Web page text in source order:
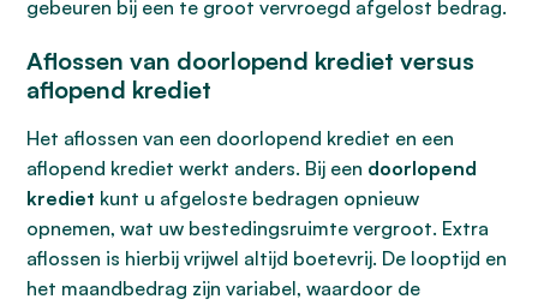
gebeuren bij een te groot vervroegd afgelost bedrag.
Aflossen van doorlopend krediet versus
aflopend krediet
Het aflossen van een doorlopend krediet en een
aflopend krediet werkt anders. Bij een doorlopend
krediet kunt u afgeloste bedragen opnieuw
opnemen, wat uw bestedingsruimte vergroot. Extra
aflossen is hierbij vrijwel altijd boetevrij. De looptijd en
het maandbedrag zijn variabel, waardoor de